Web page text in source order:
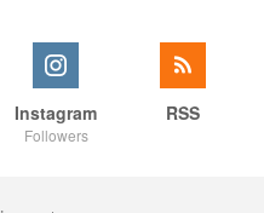
Instagram
Followers
RSS